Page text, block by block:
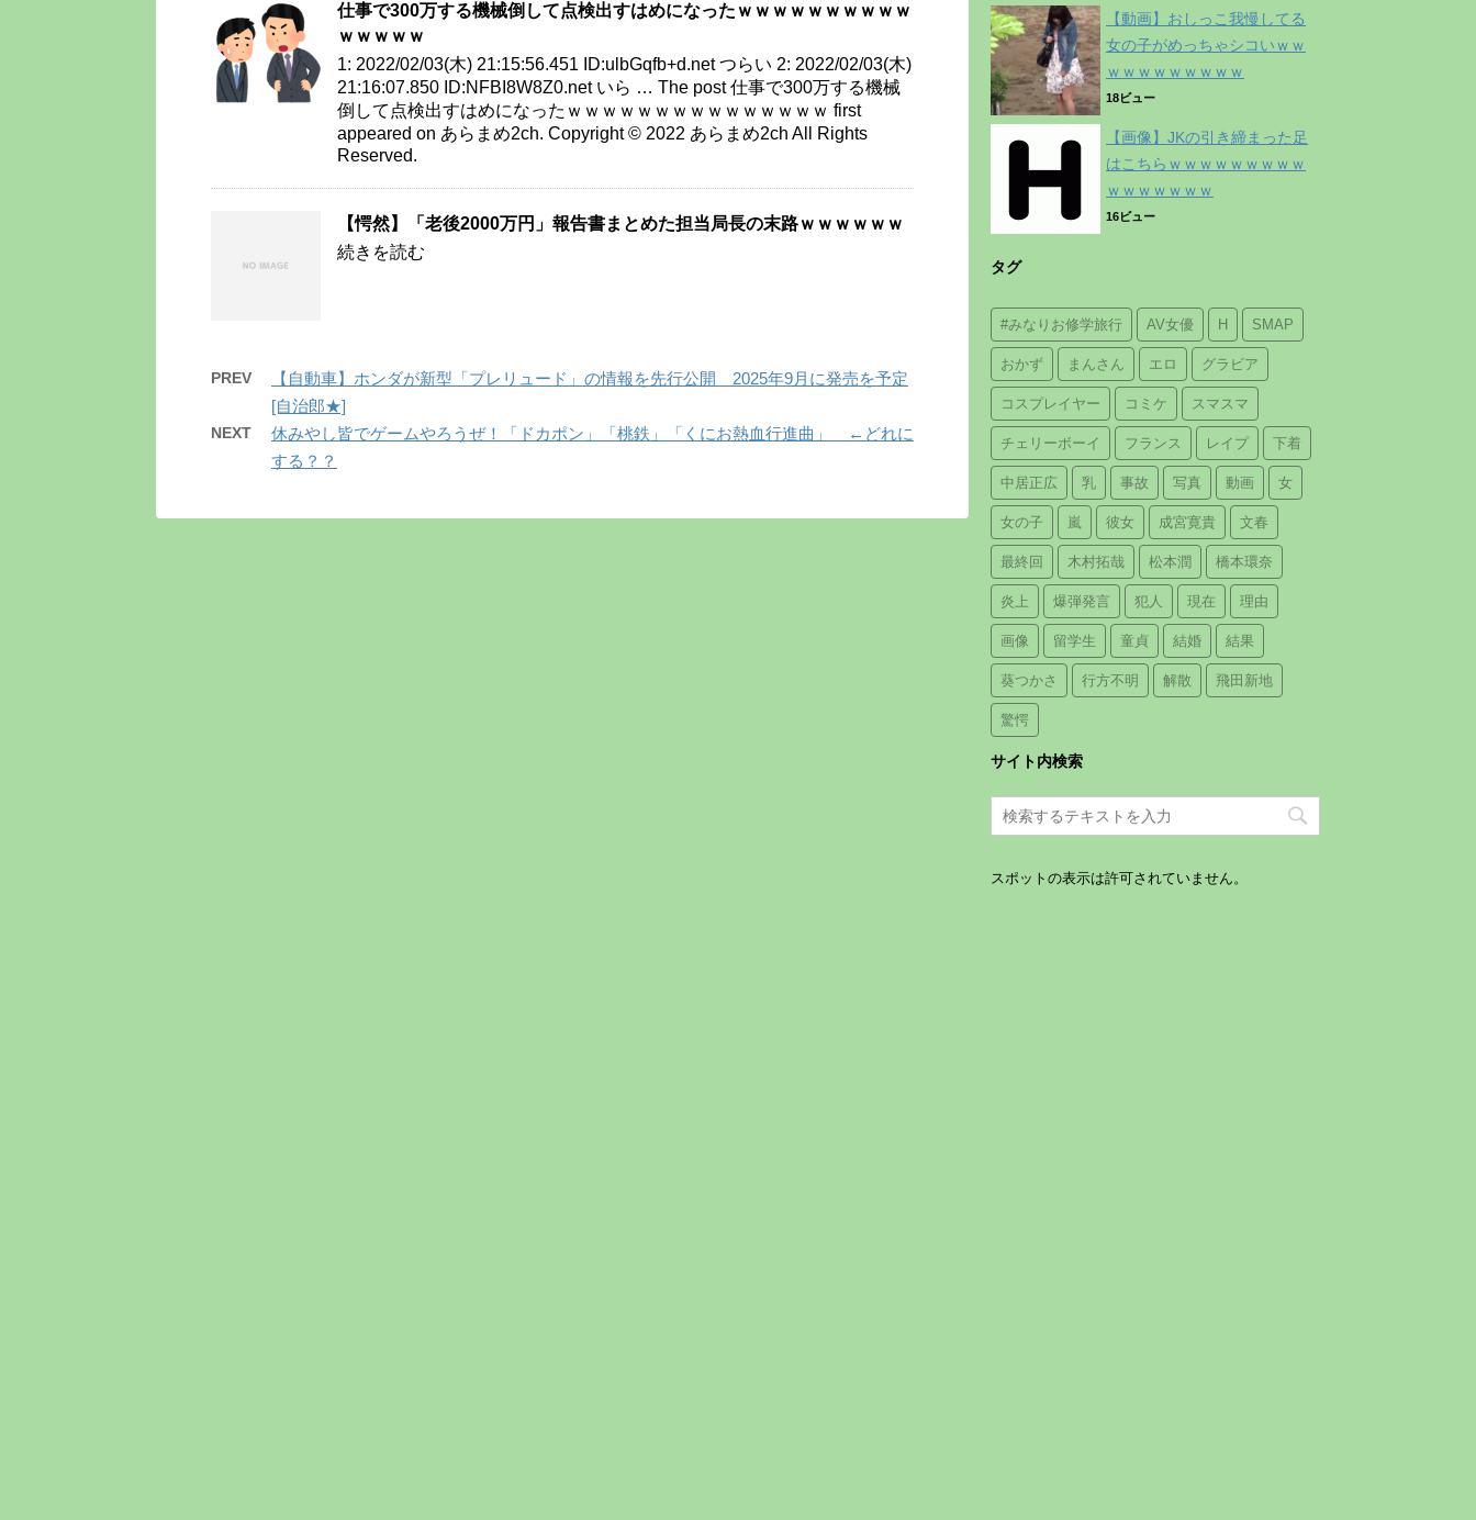
仕事で300万する機械倒して点検出すはめになったｗｗｗｗｗｗｗｗｗｗ
ｗｗｗｗｗ
1: 2022/02/03(木) 21:15:56.451 ID:ulbGqfb+d.net つらい 2: 2022/02/03(木)
21:16:07.850 ID:NFBI8W8Z0.net いら … The post 仕事で300万する機械
倒して点検出すはめになったｗｗｗｗｗｗｗｗｗｗｗｗｗｗｗ first
appeared on あらまめ2ch. Copyright © 2022 あらまめ2ch All Rights
Reserved.
【愕然】「老後2000万円」報告書まとめた担当局長の末路ｗｗｗｗｗｗ
続きを読む
PREV
【自動車】ホンダが新型「プレリュード」の情報を先行公開 2025年9月に発売を予定
[自治郎★]
NEXT
休みやし皆でゲームやろうぜ！「ドカポン」「桃鉄」「くにお熱血行進曲」 ←どれに
する？？
【動画】おしっこ我慢してる
女の子がめっちゃシコいｗｗ
ｗｗｗｗｗｗｗｗｗ
18ビュー
【画像】JKの引き締まった足
はこちらｗｗｗｗｗｗｗｗｗ
ｗｗｗｗｗｗｗ
16ビュー
タグ
#みなりお修学旅行 AV女優 H SMAP
おかず まんさん エロ グラビア
コスプレイヤー コミケ スマスマ
チェリーボーイ フランス レイプ 下着
中居正広 乳 事故 写真 動画 女
女の子 嵐 彼女 成宮寛貴 文春
最終回 木村拓哉 松本潤 橋本環奈
炎上 爆弾発言 犯人 現在 理由
画像 留学生 童貞 結婚 結果
葵つかさ 行方不明 解散 飛田新地
驚愕
サイト内検索